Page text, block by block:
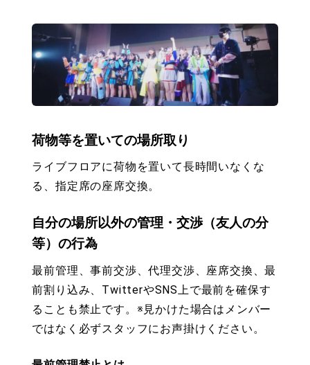
荷物等を置いての場所取り
ライブフロアに荷物を置いて長時間いなくな
る、指定席の座席交換。
自分の場所以外の管理・交渉（友人の分
等）の行為
最前管理、事前交渉、代理交渉、座席交換、最
前割り込み、TwitterやSNS上で最前を確保す
ることも禁止です。※見かけた場合はメンバー
ではなく必ずスタッフにお声掛けください。